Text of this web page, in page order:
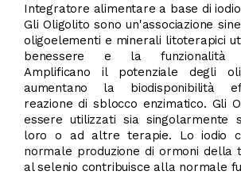
Integratore alimentare a base di
Gli Oligolito sono un'associazione
oligoelementi e minerali litoterapici
benessere e la funzionalità
Amplificano il potenziale degli
aumentano la biodisponibilità
reazione di sblocco enzimatico. Gli
essere utilizzati sia singolarmente
loro o ad altre terapie. Lo iodio
normale produzione di ormoni della
al selenio contribuisce alla normale